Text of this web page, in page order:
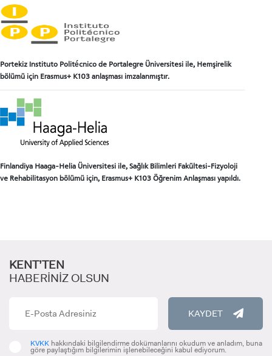
Portekiz Instituto Politécnico de Portalegre Üniversitesi ile, Hemşirelik
bölümü için Erasmus+ K103 anlaşması imzalanmıştır.
Finlandiya Haaga-Helia Üniversitesi ile, Sağlık Bilimleri Fakültesi-Fizyoloji
ve Rehabilitasyon bölümü için, Erasmus+ K103 Öğrenim Anlaşması yapıldı.
KENT’TEN
HABERİNİZ OLSUN
KAYDET
KVKK hakkındaki bilgilendirme dokümanlarını okudum ve anladım, buna
göre paylaştığım bilgilerimin işlenebileceğini kabul ediyorum.